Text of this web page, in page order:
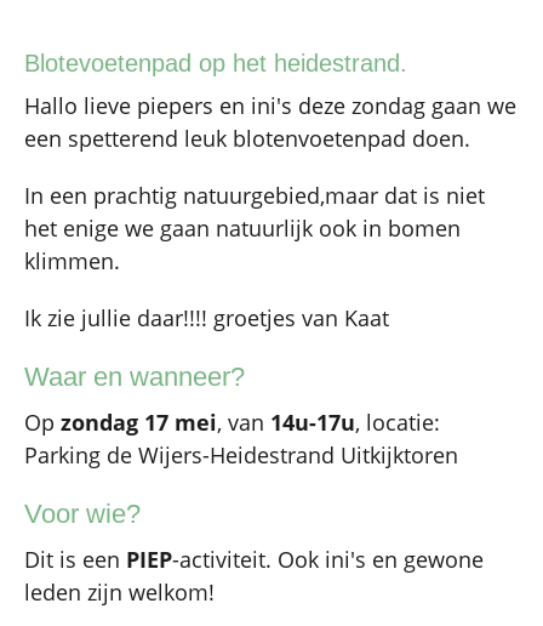
Blotevoetenpad op het heidestrand.
Hallo lieve piepers en ini's deze zondag gaan we
een spetterend leuk blotenvoetenpad doen.
In een prachtig natuurgebied,maar dat is niet
het enige we gaan natuurlijk ook in bomen
klimmen.
Ik zie jullie daar!!!! groetjes van Kaat
Waar en wanneer?
Op zondag 17 mei, van 14u-17u, locatie:
Parking de Wijers-Heidestrand Uitkijktoren
Voor wie?
Dit is een PIEP-activiteit. Ook ini's en gewone
leden zijn welkom!